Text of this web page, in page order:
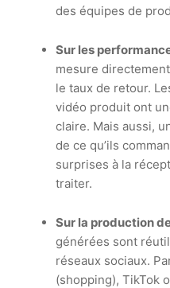
des équipes de
Sur les
mesure
le taux de retour.
vidéo produit ont
claire. Mais aussi,
de ce qu’ils
surprises à la
traiter.
Sur la production
générées sont
réseaux sociaux.
(shopping), TikTok